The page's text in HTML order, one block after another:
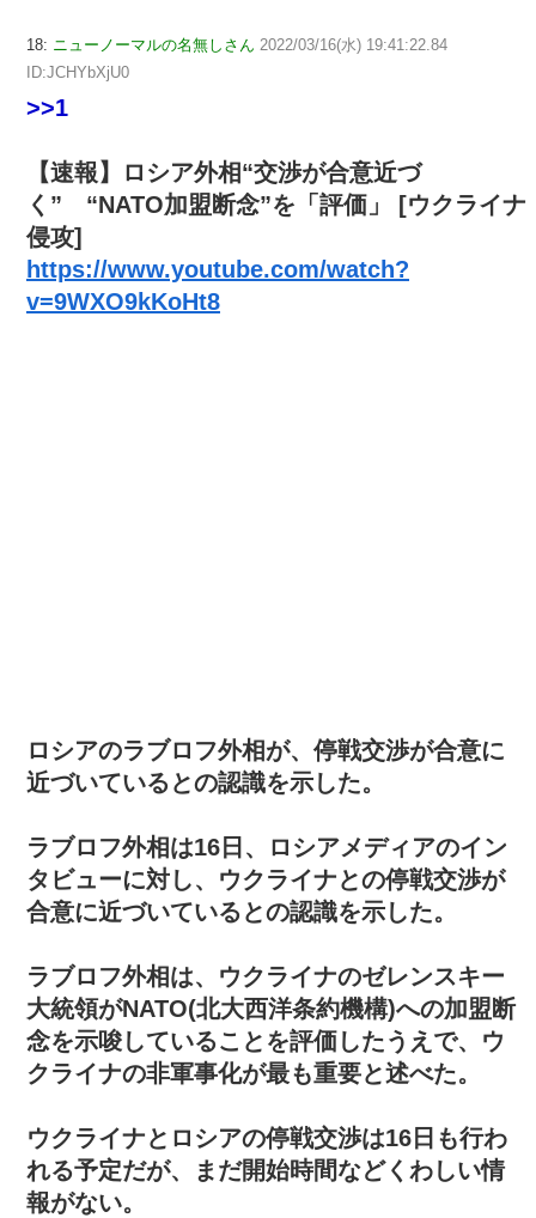
18: ニューノーマルの名無しさん 2022/03/16(水) 19:41:22.84
ID:JCHYbXjU0
>>1
【速報】ロシア外相“交渉が合意近づ
く” “NATO加盟断念”を「評価」 [ウクライナ
侵攻]
https://www.youtube.com/watch?
v=9WXO9kKoHt8
ロシアのラブロフ外相が、停戦交渉が合意に
近づいているとの認識を示した。
ラブロフ外相は16日、ロシアメディアのイン
タビューに対し、ウクライナとの停戦交渉が
合意に近づいているとの認識を示した。
ラブロフ外相は、ウクライナのゼレンスキー
大統領がNATO(北大西洋条約機構)への加盟断
念を示唆していることを評価したうえで、ウ
クライナの非軍事化が最も重要と述べた。
ウクライナとロシアの停戦交渉は16日も行わ
れる予定だが、まだ開始時間などくわしい情
報がない。